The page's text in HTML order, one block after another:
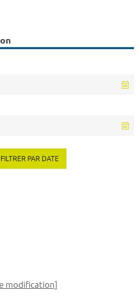
FILTRER PAR DATE
modification]